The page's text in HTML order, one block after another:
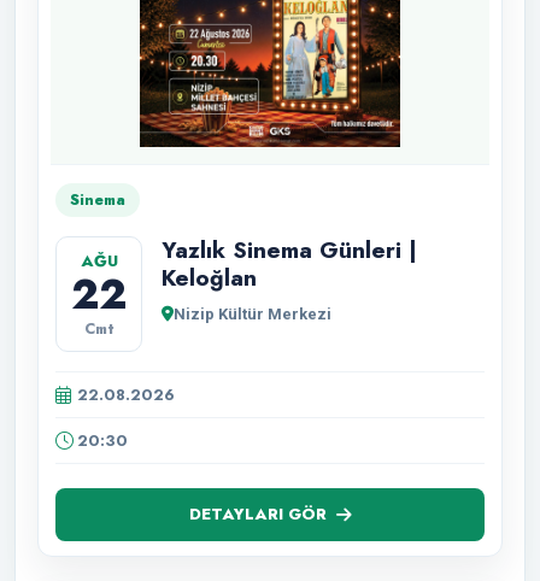
Sinema
AĞU
22
Cmt
Yazlık Sinema Günleri |
Keloğlan
Nizip Kültür Merkezi
22.08.2026
20:30
DETAYLARI GÖR